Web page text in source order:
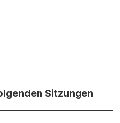
Sitzungen
Sitzungen: Informationen